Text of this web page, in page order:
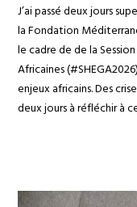
J’ai passé deux jours
la Fondation
le cadre de de la
Africaines
enjeux africains. Des
deux jours à réfléchir à